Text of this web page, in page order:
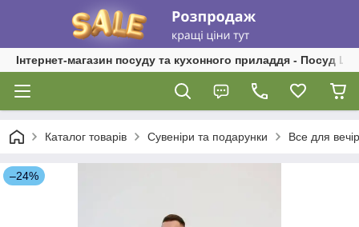
Інтернет-магазин посуду та кухонного приладдя - Посуд
Каталог товарів Сувеніри та подарунки Все для
–24%